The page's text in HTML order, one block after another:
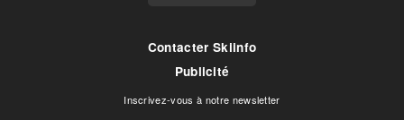
Contacter Skiinfo
Publicité
Inscrivez-vous à notre newsletter